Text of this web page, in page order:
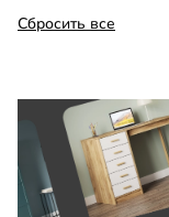
Сбросить все